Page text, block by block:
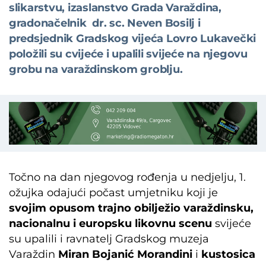
slikarstvu, izaslanstvo Grada Varaždina,
gradonačelnik dr. sc. Neven Bosilj i
predsjednik Gradskog vijeća Lovro Lukavečki
položili su cvijeće i upalili svijeće na njegovu
grobu na varaždinskom groblju.
Točno na dan njegovog rođenja u nedjelju, 1.
ožujka odajući počast umjetniku koji je
svojim opusom trajno obilježio varaždinsku,
nacionalnu i europsku likovnu scenu svijeće
su upalili i ravnatelj Gradskog muzeja
Varaždin Miran Bojanić Morandini i kustosica